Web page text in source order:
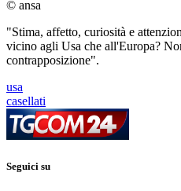
© ansa
"Stima, affetto, curiosità e
vicino agli Usa che all'Europa?
contrapposizione".
usa
casellati
Seguici su